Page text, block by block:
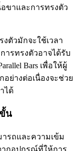
ขาและการทรงตัว
ตัวมักจะใช้เวลา
ารทรงตัวอาจได้รับ
Bars เพื่อให้ผู้
ย่างต่อเนื่องจะช่วย
ได้
น
รถและความเข้ม
ากอุปกรณ์ที่ให้การ